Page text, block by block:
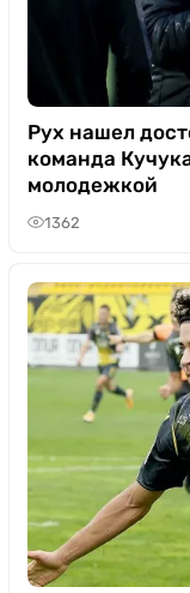
Рух нашел
команда
молодежкой
1362